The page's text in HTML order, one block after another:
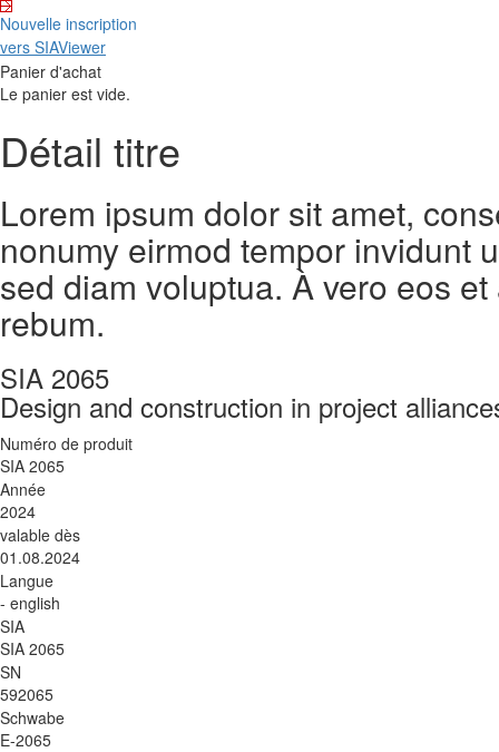
Nouvelle inscription
vers SIAViewer
Panier d'achat
Le panier est vide.
Détail titre
Lorem ipsum dolor sit amet,
nonumy eirmod tempor invidunt
sed diam voluptua. À vero eos
rebum.
SIA 2065
Design and construction in project
Numéro de produit
SIA 2065
Année
2024
valable dès
01.08.2024
Langue
- english
SIA
SIA 2065
SN
592065
Schwabe
E-2065